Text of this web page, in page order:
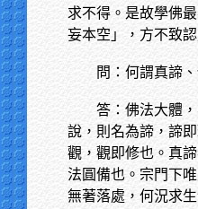
求不得。是故學佛
妄本空」，方不致
問：何謂真諦
答：佛法大體
說，則名為諦，諦
觀，觀即修也。真
法圓備也。宗門下
無著落處，何況求